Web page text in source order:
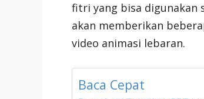
fitri yang bisa digunakan
akan memberikan
video animasi lebaran.
Baca Cepat